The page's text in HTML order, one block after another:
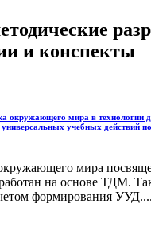
и конспекты
окружающего мира в технологии
учебных действий
мира
на основе ТДМ.
формирования УУД....